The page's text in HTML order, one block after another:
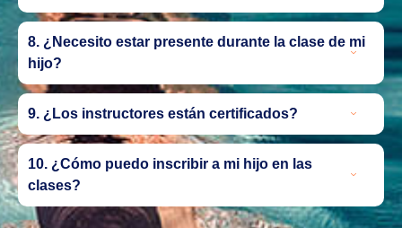
8. ¿Necesito estar presente durante la clase de mi
hijo?
9. ¿Los instructores están certificados?
10. ¿Cómo puedo inscribir a mi hijo en las
clases?